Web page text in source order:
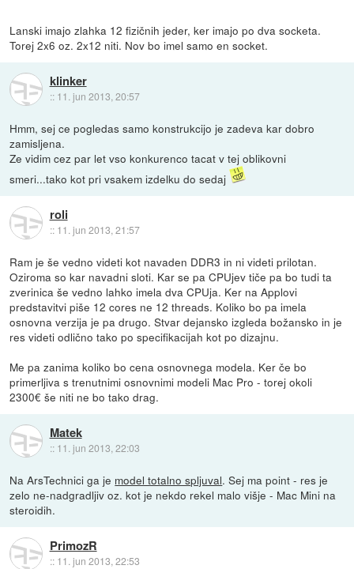
Lanski imajo zlahka 12 fizičnih jeder, ker imajo po dva socketa.
Torej 2x6 oz. 2x12 niti. Nov bo imel samo en socket.
klinker
:: 11. jun 2013, 20:57
Hmm, sej ce pogledas samo konstrukcijo je zadeva kar dobro
zamisljena.
Ze vidim cez par let vso konkurenco tacat v tej oblikovni
smeri...tako kot pri vsakem izdelku do sedaj
roli
:: 11. jun 2013, 21:57
Ram je še vedno videti kot navaden DDR3 in ni videti prilotan.
Oziroma so kar navadni sloti. Kar se pa CPUjev tiče pa bo tudi ta
zverinica še vedno lahko imela dva CPUja. Ker na Applovi
predstavitvi piše 12 cores ne 12 threads. Koliko bo pa imela
osnovna verzija je pa drugo. Stvar dejansko izgleda božansko in je
res videti odlično tako po specifikacijah kot po dizajnu.
Me pa zanima koliko bo cena osnovnega modela. Ker če bo
primerljiva s trenutnimi osnovnimi modeli Mac Pro - torej okoli
2300€ še niti ne bo tako drag.
Matek
:: 11. jun 2013, 22:03
Na ArsTechnici ga je model totalno spljuval. Sej ma point - res je
zelo ne-nadgradljiv oz. kot je nekdo rekel malo višje - Mac Mini na
steroidih.
PrimozR
:: 11. jun 2013, 22:53